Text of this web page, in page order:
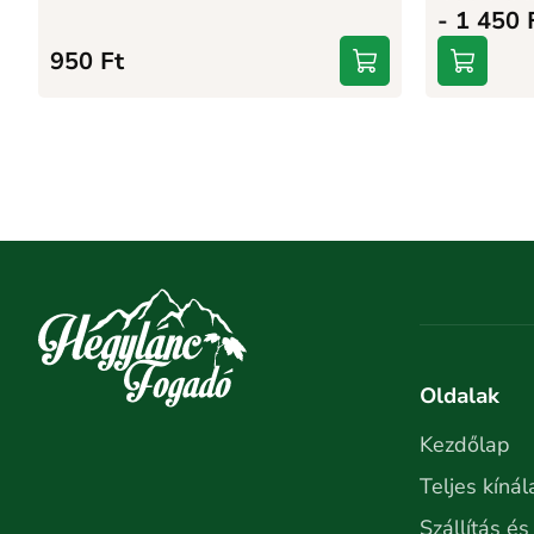
950 Ft
- 1 450
Oldalak
Kezdőlap
Teljes
Szállítás